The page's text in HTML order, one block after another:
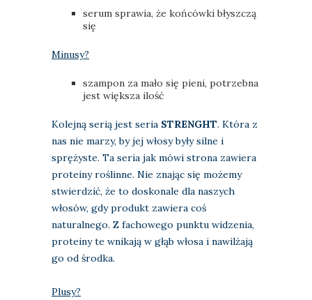
serum sprawia, że końcówki błyszczą
się
Minusy?
szampon za mało się pieni, potrzebna
jest większa ilość
Kolejną serią jest seria STRENGHT. Która z
nas nie marzy, by jej włosy były silne i
sprężyste. Ta seria jak mówi strona zawiera
proteiny roślinne. Nie znając się możemy
stwierdzić, że to doskonale dla naszych
włosów, gdy produkt zawiera coś
naturalnego. Z fachowego punktu widzenia,
proteiny te wnikają w głąb włosa i nawilżają
go od środka.
Plusy?